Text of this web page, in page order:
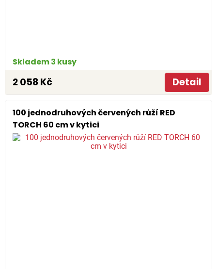
Skladem 3 kusy
2 058 Kč Detail
100 jednodruhových červených růží RED
TORCH 60 cm v kytici